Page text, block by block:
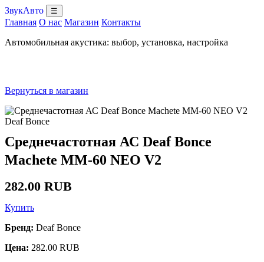
ЗвукАвто ☰
Главная О нас Магазин Контакты
Автомобильная акустика: выбор, установка, настройка
Вернуться в магазин
Deaf Bonce
Среднечастотная АС Deaf Bonce
Machete MM-60 NEO V2
282.00 RUB
Купить
Бренд: Deaf Bonce
Цена: 282.00 RUB